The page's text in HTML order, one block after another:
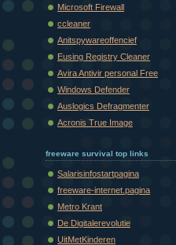
Microsoft Firewall
ccleaner
Anitspywareoffencief
Eusing Registry Cleaner
Avira Antivir personal Free
Windows Defender
Auslogics Defragmenter
Acronis True Image
freeware survival top links
Salarisinfostartpagina
freeware-internet.pagina
Metro Krant
De Digitalerevolutie
UitMetKinderen